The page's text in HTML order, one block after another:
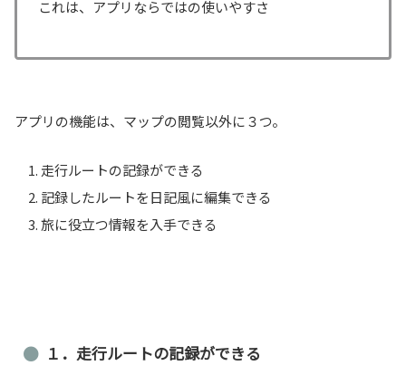
これは、アプリならではの使いやすさ
アプリの機能は、マップの閲覧以外に３つ。
走行ルートの記録ができる
記録したルートを日記風に編集できる
旅に役立つ情報を入手できる
１．走行ルートの記録ができる